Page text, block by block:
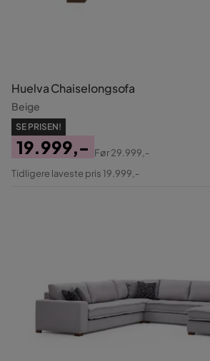
Huelva Chaiselongsofa
Beige
SE PRISEN!
Pris
19.999,-
Original
Før29.999,-
Tidligere laveste pris 19.999,-